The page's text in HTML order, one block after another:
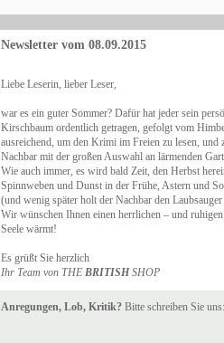
Newsletter vom 08.09.2015
Liebe Leserin, lieber Leser,
war es ein guter Sommer? Dafür hat jeder sein
Kirschbaum ordentlich getragen, gefolgt vom
ausreichend, um den Krimi im Freien zu lesen,
Nachbar mit der großen Auswahl an lärmenden
Wie auch immer, es wird bald Zeit, den Herbst
Spinnweben und Dunst in der Frühe, Astern und
(und wenig später holt der Nachbar den
Wir wünschen Ihnen einen herrlichen – und
Seele wärmt!
Es grüßt Sie herzlich
Ihr Team von THE BRITISHSHOP
Anregungen, Lob, Kritik? Bitte schreiben Sie